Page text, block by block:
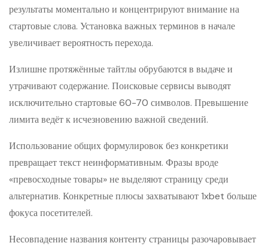
результаты моментально и концентрируют внимание на
стартовые слова. Установка важных терминов в начале
увеличивает вероятность перехода.
Излишне протяжённые тайтлы обрубаются в выдаче и
утрачивают содержание. Поисковые сервисы выводят
исключительно стартовые 60-70 символов. Превышение
лимита ведёт к исчезновению важной сведений.
Использование общих формулировок без конкретики
превращает текст неинформативным. Фразы вроде
«превосходные товары» не выделяют страницу среди
альтернатив. Конкретные плюсы захватывают 1xbet больше
фокуса посетителей.
Несовпадение названия контенту страницы разочаровывает